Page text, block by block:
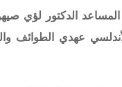
المساعد الدكتور لؤي
عهدي الطوائف